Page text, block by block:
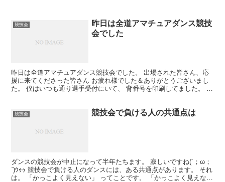
競技会
昨日は全道アマチュアダンス競技
会でした
昨日は全道アマチュアダンス競技会でした。 出場された皆さん、応
援に来てくださった皆さん お疲れ様でした＆ありがとうございまし
た。 僕はいつも通り選手受付にいて、 背番号を印刷してました。 今
競技会 競技会で負ける人の共通点は
ダンスの競技会が中止になって半年たちます。 寂しいですね(´；ω；
`)ｳｩｩ 競技会で負ける人のダンスには、ある共通点があります。 それ
は。 「かっこよく見えない」 ってことです。 「かっこよく見えない